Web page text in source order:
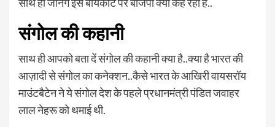
संगोल की कहानी
साथ ही आपको बता दें संगोल की कहानी क्या है..क्या है भारत की
आज़ादी से संगोल का कनेक्शन..कैसे भारत के आखिरी वायसरॉय
माउंटबैटेन ने ये संगोल देश के पहले प्रधानमंत्री पंडित जवाहर
लाल नेहरू को थमाई थी.